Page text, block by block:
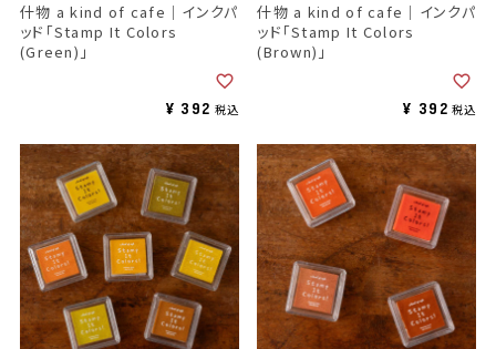
什物 a kind of cafe｜インクパ
ッド「Stamp It Colors
(Green)」
¥ 392 税込
什物 a kind of cafe｜インクパ
ッド「Stamp It Colors
(Brown)」
¥ 392 税込